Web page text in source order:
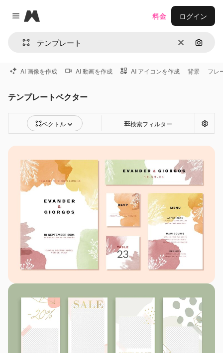
Close menu
Magnific
消去 画像で
料金 ログイン
AI 画像を作成 AI 動画を作成 AI アイコンを作成 背景 フレ
テンプレートベクター
ベクトル 検索フィルター